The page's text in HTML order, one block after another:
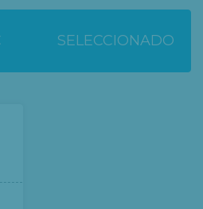
SELECCIONADO